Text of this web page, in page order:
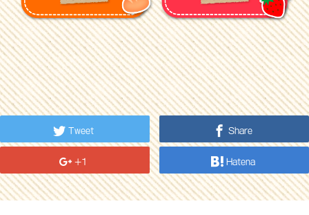
Tweet Share
+1 Hatena